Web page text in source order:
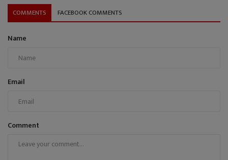
COMMENTS FACEBOOK COMMENTS
Name
Email
Comment